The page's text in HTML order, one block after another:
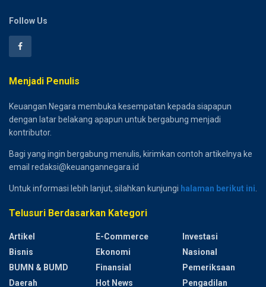
Follow Us
Menjadi Penulis
Keuangan Negara membuka kesempatan kepada siapapun
dengan latar belakang apapun untuk bergabung menjadi
kontributor.
Bagi yang ingin bergabung menulis, kirimkan contoh artikelnya ke
email redaksi@keuangannegara.id
Untuk informasi lebih lanjut, silahkan kunjungi halaman berikut ini
Telusuri Berdasarkan Kategori
Artikel
Bisnis
BUMN & BUMD
Daerah
E-Commerce
Ekonomi
Finansial
Hot News
Investasi
Nasional
Pemeriksaan
Pengadilan